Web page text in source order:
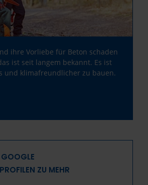
ihre Vorliebe für Beton schaden
ist seit langem bekannt. Es ist
und klimafreundlicher zu bauen.
ZU MEHR